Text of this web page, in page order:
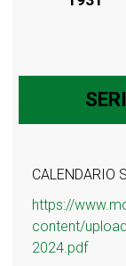
CALENDARIO
https://
content/
2024.pdf